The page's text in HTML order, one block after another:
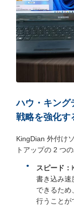
ハウ・キング
戦略を強化す
KingDian 外付け
トアップの 2 つ
スピード：
書き込み速
できるため
行うことが